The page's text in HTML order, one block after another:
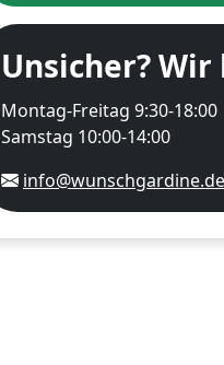
Unsicher?
Montag-Freitag 9:30-18:00
Samstag 10:00-14:00
info@wunschgardine.de